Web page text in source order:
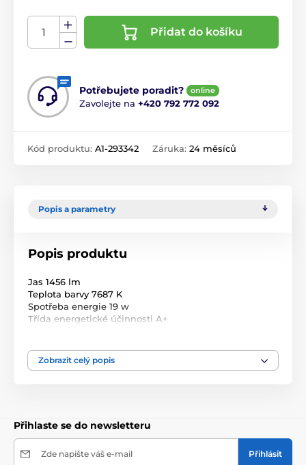
Přidat do košíku
Potřebujete poradit? online
Zavolejte na +420 792 772 092
Kód produktu: A1-293342 Záruka: 24 měsíců
Popis a parametry
Popis produktu
Jas 1456 lm
Teplota barvy 7687 K
Spotřeba energie 19 w
Třída energetické účinnosti A+
Délka nevysunuté lampy s adaptérem 520 mm
Délka plně vysunuté lampy s adaptérem 600 mm
Zobrazit celý popis
Přihlaste se do newsletteru
Zde napište váš e-mail Přihlásit